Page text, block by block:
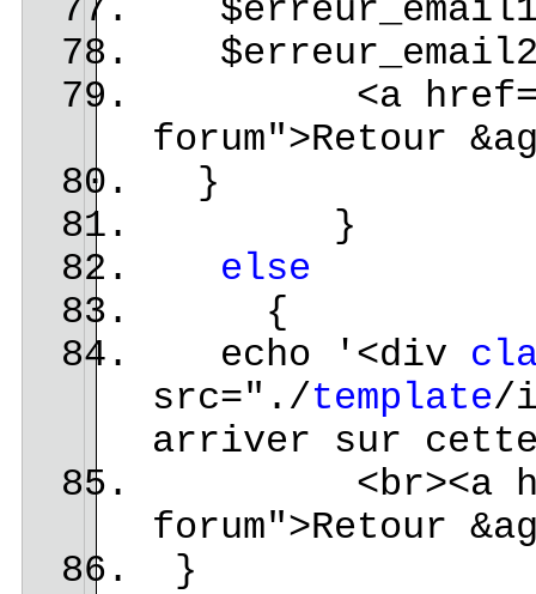
<a
forum">Retour
}
}
else
{
echo '<div
src="./template/
arriver sur cette
<br><a
forum">Retour
}